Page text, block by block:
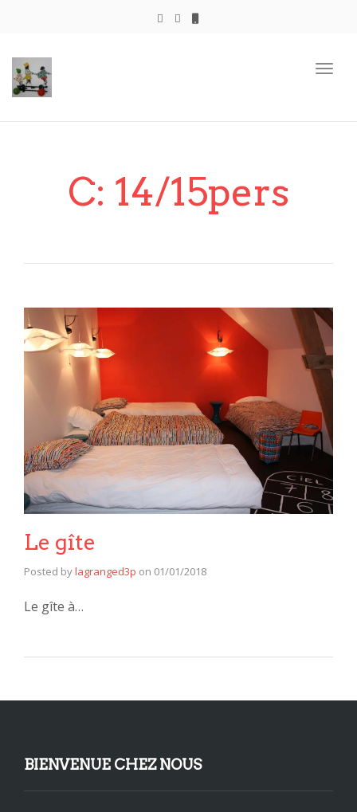
C: 14/15pers
Le gîte
Posted bylagranged3p on 01/01/2018
Le gîte à…
BIENVENUE CHEZ NOUS